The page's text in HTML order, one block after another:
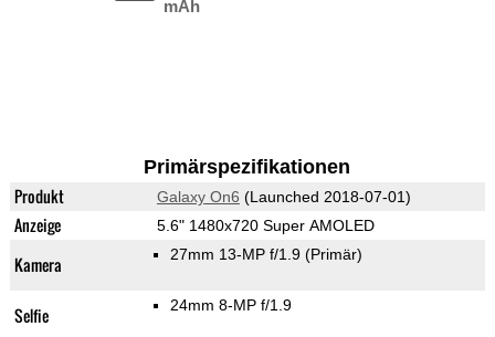
mAh
Primärspezifikationen
Produkt Galaxy On6 (Launched 2018-07-01)
Anzeige 5.6" 1480x720 Super AMOLED
Kamera 27mm 13-MP f/1.9 (Primär)
Selfie 24mm 8-MP f/1.9